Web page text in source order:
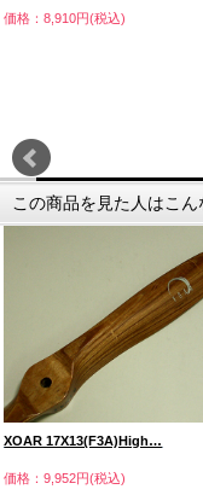
価格：8,910円(税込)
この商品を見た人はこ
XOAR 17X13(F3A)High…
価格：9,952円(税込)